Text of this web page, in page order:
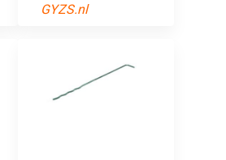
GYZS.nl